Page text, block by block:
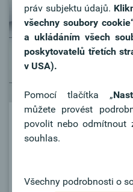
Termín schůzky
Domluvte si schůzku
práv subjektu údajů.
všechny soubory
a ukládáním všech
poskytovatelů třetích
v USA).
Pomocí tlačítka „
můžete provést
povolit nebo odmítnout
souhlas.
Všechny podrobnosti o